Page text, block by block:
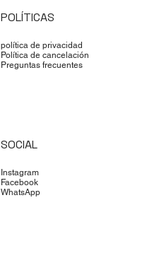
POLÍTICAS
política de privacidad
Política de cancelación
Preguntas frecuentes
SOCIAL
Instagram
Facebook
WhatsApp